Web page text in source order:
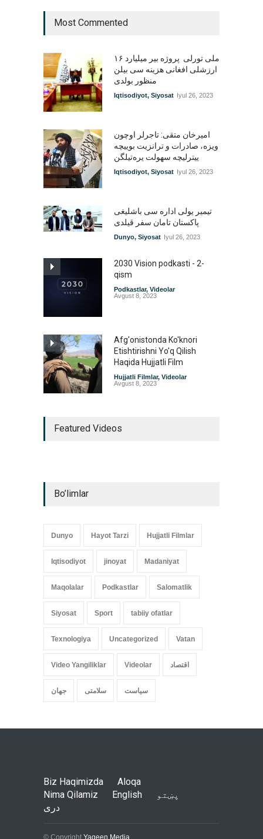
Most Commented
۱۶ ملی تورلی پروژه بیر میلیارد
ارزشلی افغانی هزینه سی بیلن
منظور بولدی
Iqtisodiyot, Siyosat Iyul 26, 2023
امیرخان متقی: تاجرلر اوچون
ویزه، صادرات و ترانزیت بوییچه
ییترلیچه سهولت یره‌تیلگن
Iqtisodiyot, Siyosat Iyul 26, 2023
تیمیر یولی اداره سی باشلیغی
پاکستان تامان سفر قیلدی
Dunyo, Siyosat Iyul 26, 2023
2030 Vision podkasti - 2-
qism
Podkastlar, Videolar
Avgust 8, 2023
Afg'onistonda Ko'knori
Etishtirishni Yo'q Qilish
Haqida Hujjatli Film
Hujjatli Filmlar, Videolar
Avgust 8, 2023
Featured Videos
Bo’limlar
Dunyo Hayot Tarzi Hujjatli Filmlar
Iqtisodiyot jinoyat Madaniyat
Maqolalar Podkastlar Salomatlik
Siyosat Sport tabiiy ofatlar
Texnologiya Uncategorized Vatan
Video Yangiliklar Videolar اقتصاد
جهان سلامتی سیاست
Biz Haqimizda
Aloqa
Nima Qilamiz
English
پښتو
دری
© Copyright Yaqeen Media